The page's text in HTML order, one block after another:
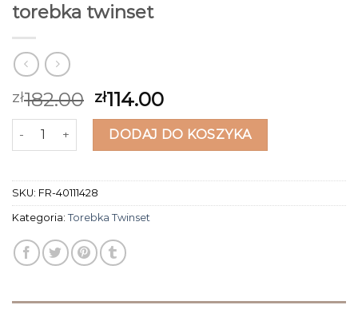
torebka twinset
zł182.00 zł114.00
ilość torebka twinsetDODAJ DO KOSZYKA
SKU: FR-40111428
Kategoria: Torebka Twinset